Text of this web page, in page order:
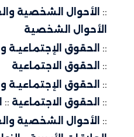
الأحوال الشخصية
الأحوال الشخصية
الحقوق الإجتماعيـة و
الحقوق الاجتماعية
الحقوق الإجتماعيـة و
الحقوق الاجتماعية ::
الأحوال الشخصية